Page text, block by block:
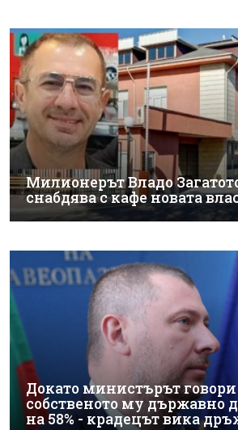
Милионерът Владо
снабдява с кафе новата
Докато министърът говори
собственото му държавно
на 58% - крадецът вика